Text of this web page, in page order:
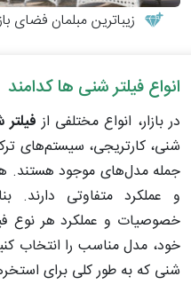
زیباترین مبلمان فضای
انواع فیلتر شنی ها کدامند
در بازار، انواع مختلفی از
شنی، کارتریجی، سیستم‌های
جمله مدل‌های موجود هستند. هر
و عملکرد متفاوتی دارند.
خصوصیات و عملکرد هر نوع
خود، مدل مناسب را انتخاب
شنی که به طور کلی برای